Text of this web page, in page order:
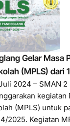
Gelar Masa
(MPLS) dari
2024 – SMAN 2
kegiatan
(MPLS) untuk
2025. Kegiatan